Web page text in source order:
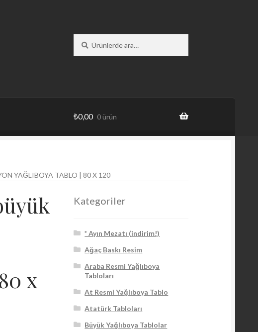
₺0,00 0 ürün
YAĞLIBOYA TABLO | 80 X 120
x
Kategoriler
* Ayın Mezatı (indirim!)
Ağaç Baskı Resim
Araba Resmi Yağlıboya
Tabloları
At Resmi Yağlıboya Tablo
Atatürk Tabloları
Büyük Yağlıboya Tablolar